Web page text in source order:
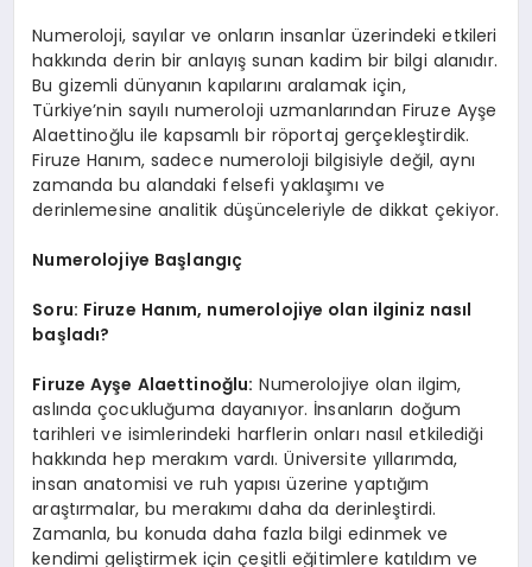
YAŞAM
DIĞER
Numeroloji, sayılar ve onların insanlar üzerindeki etkileri
hakkında derin bir anlayış sunan kadim bir bilgi alanıdır.
Bu gizemli dünyanın kapılarını aralamak için,
Türkiye’nin sayılı numeroloji uzmanlarından Firuze Ayşe
Alaettinoğlu ile kapsamlı bir röportaj gerçekleştirdik.
Firuze Hanım, sadece numeroloji bilgisiyle değil, aynı
zamanda bu alandaki felsefi yaklaşımı ve
derinlemesine analitik düşünceleriyle de dikkat çekiyor.
Numerolojiye Başlangıç
Soru: Firuze Hanım, numerolojiye olan ilginiz nasıl
başladı?
Firuze Ayşe Alaettinoğlu: Numerolojiye olan ilgim,
aslında çocukluğuma dayanıyor. İnsanların doğum
tarihleri ve isimlerindeki harflerin onları nasıl etkilediği
hakkında hep merakım vardı. Üniversite yıllarımda,
insan anatomisi ve ruh yapısı üzerine yaptığım
araştırmalar, bu merakımı daha da derinleştirdi.
Zamanla, bu konuda daha fazla bilgi edinmek ve
kendimi geliştirmek için çeşitli eğitimlere katıldım ve